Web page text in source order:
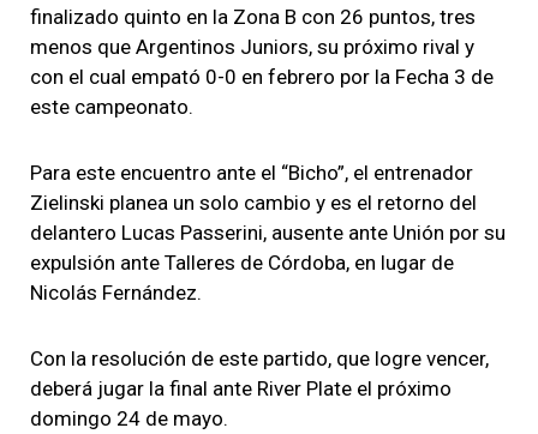
finalizado quinto en la Zona B con 26 puntos, tres
menos que Argentinos Juniors, su próximo rival y
con el cual empató 0-0 en febrero por la Fecha 3 de
este campeonato.
Para este encuentro ante el “Bicho”, el entrenador
Zielinski planea un solo cambio y es el retorno del
delantero Lucas Passerini, ausente ante Unión por su
expulsión ante Talleres de Córdoba, en lugar de
Nicolás Fernández.
Con la resolución de este partido, que logre vencer,
deberá jugar la final ante River Plate el próximo
domingo 24 de mayo.